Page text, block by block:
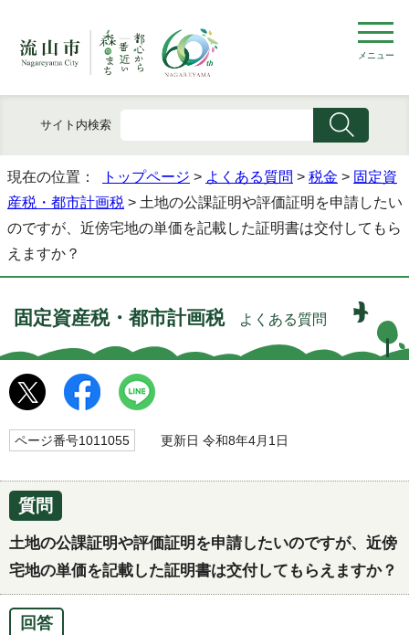
メニュー
サイト内検索
現在の位置： トップページ > よくある質問 > 税金 > 固定資
産税・都市計画税 > 土地の公課証明や評価証明を申請したい
のですが、近傍宅地の単価を記載した証明書は交付してもら
えますか？
固定資産税・都市計画税よくある質問
ページ番号1011055 更新日 令和8年4月1日
質問
土地の公課証明や評価証明を申請したいのですが、近傍
宅地の単価を記載した証明書は交付してもらえますか？
回答